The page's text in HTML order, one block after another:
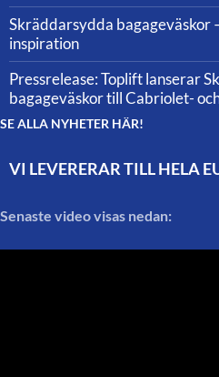
Skräddarsydda bagageväskor
inspiration
Pressrelease: Toplift lanserar
bagageväskor till Cabriolet-
SE ALLA NYHETER HÄR!
VI LEVERERAR TILL HELA
Senaste video visas nedan: